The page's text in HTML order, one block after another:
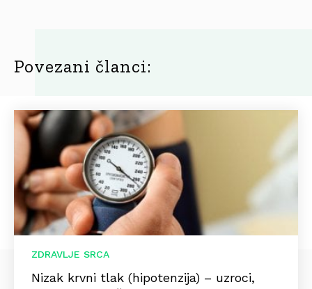
Povezani članci:
ZDRAVLJE SRCA
Nizak krvni tlak (hipotenzija) – uzroci,